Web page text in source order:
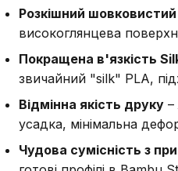
Розкішний
високоглянцева
Покращена в'язкість
звичайний "silk" PLA,
Відмінна якість друку –
усадка, мінімальна
Чудова сумісність з